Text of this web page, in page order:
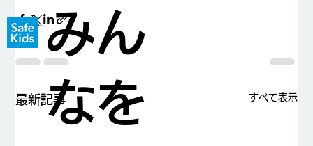
みん
なを
最新記事 すべて表示